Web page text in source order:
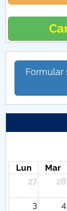
Formular
Lun Mar
27
28
3 4